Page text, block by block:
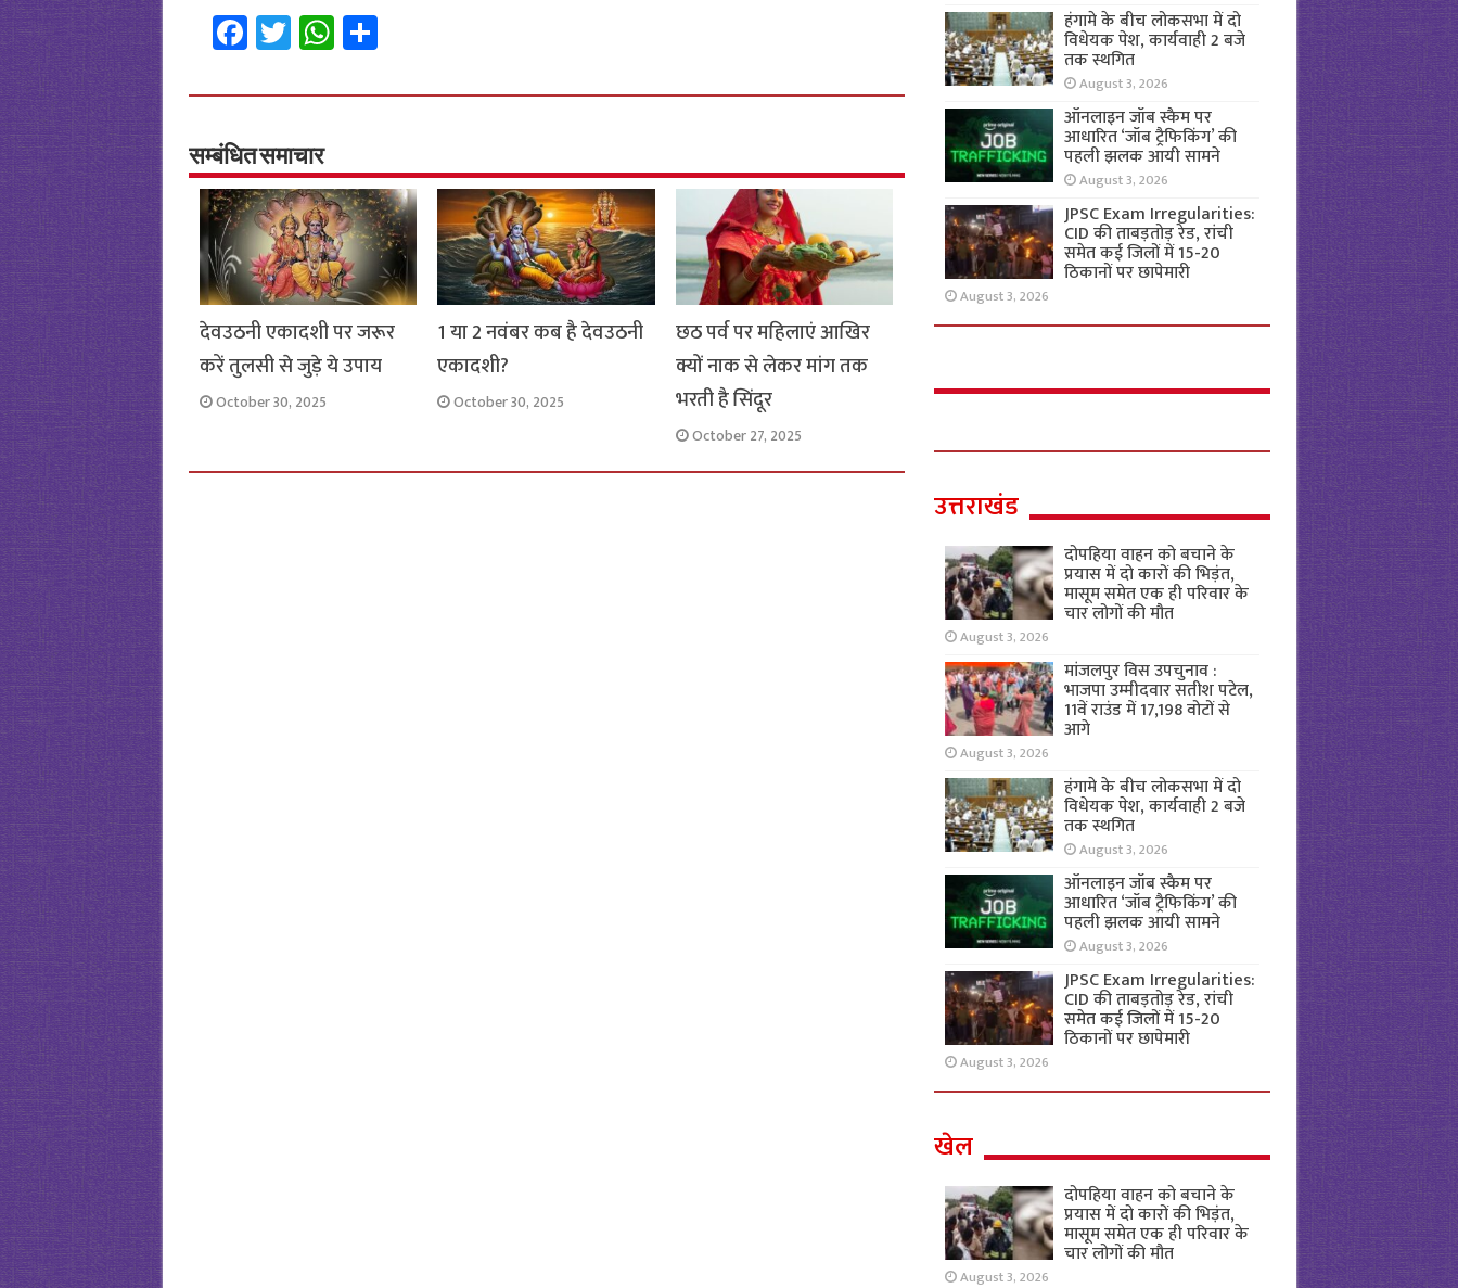
Fa
ce
b
o
o
k
T
wi
tt
er
W
h
at
p
p
S
h
ar
सम्बंधित समाचार
देवउठनी एकादशी पर जरूर
करें तुलसी से जुड़े ये उपाय
October 30, 2025
1 या 2 नवंबर कब है देवउठनी
एकादशी?
October 30, 2025
छठ पर्व पर महिलाएं आखिर
क्यों नाक से लेकर मांग तक
भरती है सिंदूर
October 27, 2025
हंगामे के बीच लोकसभा में दो
विधेयक पेश, कार्यवाही 2 बजे
तक स्थगित
August 3, 2026
ऑनलाइन जॉब स्कैम पर
आधारित ‘जॉब ट्रैफिकिंग’ की
पहली झलक आयी सामने
August 3, 2026
JPSC Exam Irregularities:
CID की ताबड़तोड़ रेड, रांची
समेत कई जिलों में 15-20
ठिकानों पर छापेमारी
August 3, 2026
उत्तराखंड
दोपहिया वाहन को बचाने के
प्रयास में दो कारों की भिड़ंत,
मासूम समेत एक ही परिवार के
चार लोगों की मौत
August 3, 2026
मांजलपुर विस उपचुनाव :
भाजपा उम्मीदवार सतीश पटेल,
11वें राउंड में 17,198 वोटों से
आगे
August 3, 2026
हंगामे के बीच लोकसभा में दो
विधेयक पेश, कार्यवाही 2 बजे
तक स्थगित
August 3, 2026
ऑनलाइन जॉब स्कैम पर
आधारित ‘जॉब ट्रैफिकिंग’ की
पहली झलक आयी सामने
August 3, 2026
JPSC Exam Irregularities:
CID की ताबड़तोड़ रेड, रांची
समेत कई जिलों में 15-20
ठिकानों पर छापेमारी
August 3, 2026
खेल
दोपहिया वाहन को बचाने के
प्रयास में दो कारों की भिड़ंत,
मासूम समेत एक ही परिवार के
चार लोगों की मौत
August 3, 2026